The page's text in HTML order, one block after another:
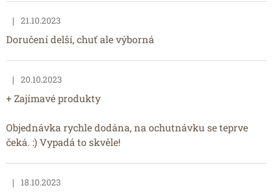
Hodnocení obchodu je 4 z 5 hvězdiček.
| 21.10.2023
Doručení delší, chuť ale výborná
Hodnocení obchodu je 5 z 5 hvězdiček.
| 20.10.2023
+ Zajímavé produkty
Objednávka rychle dodána, na ochutnávku se teprve
čeká. :) Vypadá to skvěle!
Hodnocení obchodu je 5 z 5 hvězdiček.
| 18.10.2023